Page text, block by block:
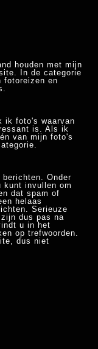
houden met mijn
In de categorie
fotoreizen en
ik foto's waarvan
is. Als ik
van mijn foto's
berichten. Onder
kunt invullen om
dat spam of
helaas
Serieuze
dus pas na
u in het
op trefwoorden.
dus niet